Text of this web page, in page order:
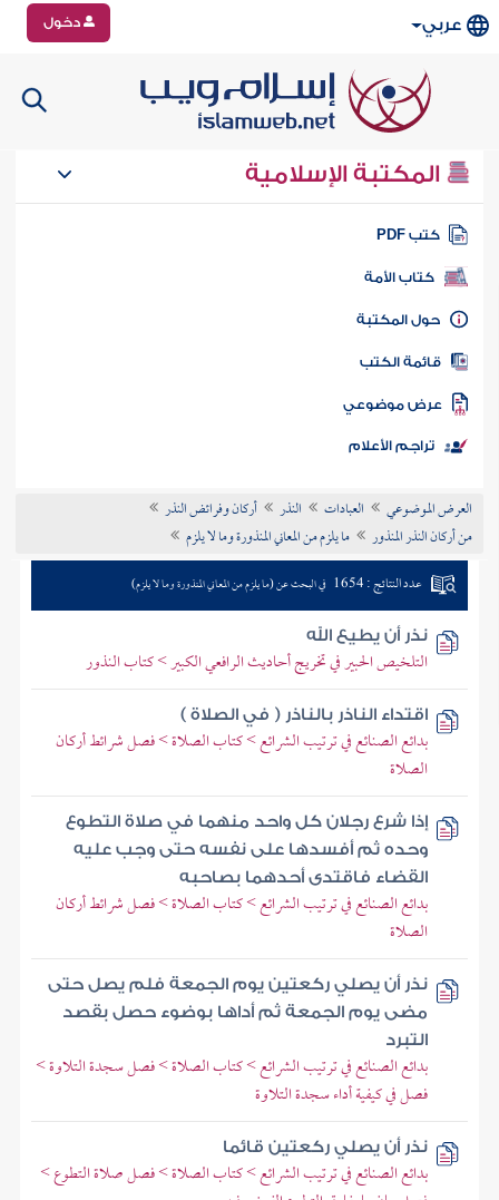
عربي دخول
المكتبة الإسلامية
كتب PDF
كتاب الأمة
المكتبة
الكتب
موضوعي
تراجم الأعلام
العرض الموضوعي العبادات النذر
أركان وفرائض النذر
من أركان النذر المنذور
ما يلزم من المعاني المنذورة وما لا يلزم
عدد النتائج : 1654 في البحث عن (ما يلزم من المعاني المنذورة وما لا يلزم)
نذر أن يطيع الله
التلخيص الحبير في تخريج أحاديث الرافعي الكبير > كتاب النذور
اقتداء الناذر بالناذر ( في الصلاة )
بدائع الصنائع في ترتيب الشرائع > كتاب الصلاة > فصل شرائط أركان
الصلاة
إذا شرع رجلان كل واحد منهما في صلاة التطوع
وحده ثم أفسدها على نفسه حتى وجب عليه
القضاء فاقتدى أحدهما بصاحبه
بدائع الصنائع في ترتيب الشرائع > كتاب الصلاة > فصل شرائط أركان
الصلاة
نذر أن يصلي ركعتين يوم الجمعة فلم يصل حتى
مضى يوم الجمعة ثم أداها بوضوء حصل بقصد
التبرد
بدائع الصنائع في ترتيب الشرائع > كتاب الصلاة > فصل سجدة التلاوة >
فصل في كيفية أداء سجدة التلاوة
نذر أن يصلي ركعتين قائما
بدائع الصنائع في ترتيب الشرائع > كتاب الصلاة > فصل صلاة التطوع >